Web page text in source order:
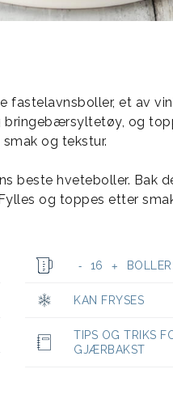
fastelavnsboller, et av
og
og tekstur.
beste hveteboller. Bak
og toppes etter
- 16 + BOLLER
KAN FRYSES
TIPS OG TRIKS
GJÆRBAKST